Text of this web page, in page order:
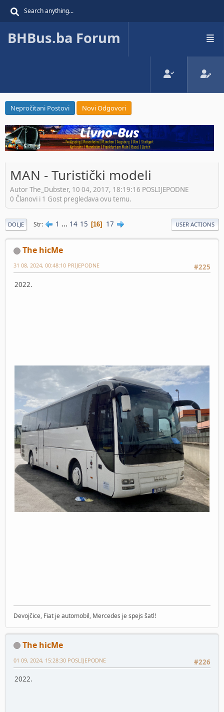
BHBus.ba Forum
Nepročitani Postovi Novi Odgovori
MAN - Turistički modeli
Autor The_Dubster, 10 04, 2017, 18:19:16 POSLIJEPODNE
0 Članovi i 1 Gost pregledava ovu temu.
DOLJE Str 1 ... 14 15 16 17 USER ACTIONS
The hicMe
#225
31 08, 2024, 00:48:10 PRIJEPODNE
2022.
Devojčice, Fiat je automobil, Mercedes je spejs šatl!
The hicMe
#226
01 09, 2024, 15:28:30 POSLIJEPODNE
2022.